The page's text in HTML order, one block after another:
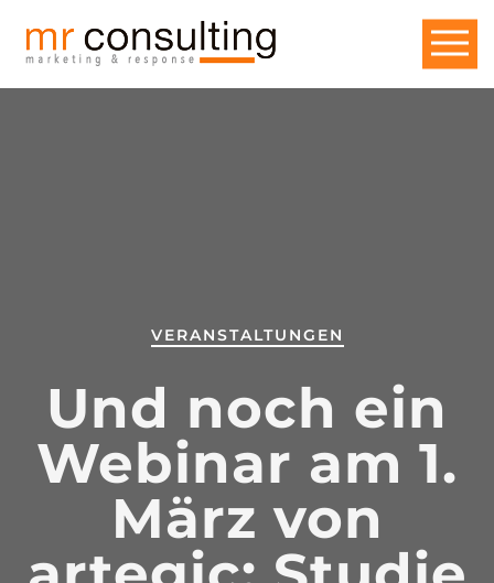
VERANSTALTUNGEN
Und noch ein
Webinar am 1.
März von